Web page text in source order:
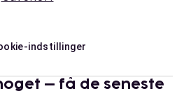
indstillinger
– få de seneste